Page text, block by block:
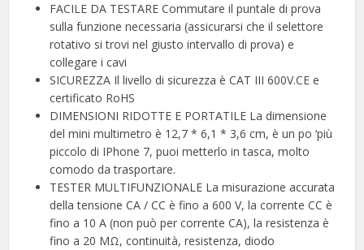
FACILE DA TESTARE Commutare il puntale di prova
sulla funzione necessaria (assicurarsi che il selettore
rotativo si trovi nel giusto intervallo di prova) e
collegare i cavi
SICUREZZA Il livello di sicurezza è CAT III 600V.CE e
certificato RoHS
DIMENSIONI RIDOTTE E PORTATILE La dimensione
del mini multimetro è 12,7 * 6,1 * 3,6 cm, è un po ‘più
piccolo di IPhone 7, puoi metterlo in tasca, molto
comodo da trasportare.
TESTER MULTIFUNZIONALE La misurazione accurata
della tensione CA / CC è fino a 600 V, la corrente CC è
fino a 10 A (non può per corrente CA), la resistenza è
fino a 20 MΩ, continuità, resistenza, diodo